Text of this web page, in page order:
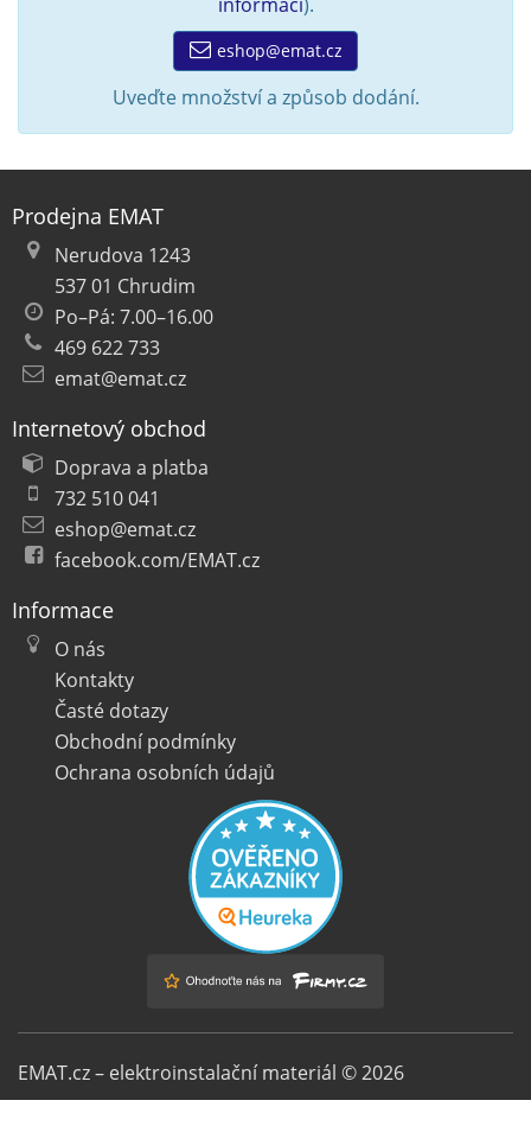
eshop@emat.cz
Uveďte množství a způsob dodání.
Prodejna EMAT
Nerudova 1243
537 01 Chrudim
Po–Pá: 7.00–16.00
469 622 733
emat@emat.cz
Internetový obchod
Doprava a platba
732 510 041
eshop@emat.cz
facebook.com/EMAT.cz
Informace
O nás
Kontakty
Časté dotazy
Obchodní podmínky
Ochrana osobních údajů
EMAT.cz – elektroinstalační materiál © 2026